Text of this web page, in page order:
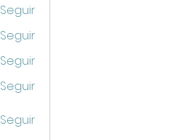
Seguir
Seguir
Seguir
Seguir
Seguir